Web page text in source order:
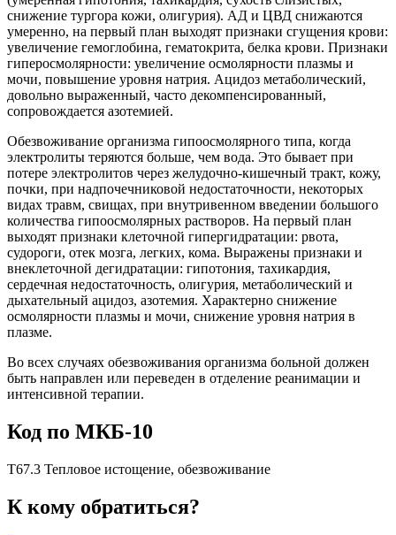
снижение тургора кожи, олигурия). АД и ЦВД снижаются
умеренно, на первый план выходят признаки сгущения крови:
увеличение гемоглобина, гематокрита, белка крови. Признаки
гиперосмолярности: увеличение осмолярности плазмы и
мочи, повышение уровня натрия. Ацидоз метаболический,
довольно выраженный, часто декомпенсированный,
сопровождается азотемией.
Обезвоживание организма гипоосмолярного типа, когда
электролиты теряются больше, чем вода. Это бывает при
потере электролитов через желудочно-кишечный тракт, кожу,
почки, при надпочечниковой недостаточности, некоторых
видах травм, свищах, при внутривенном введении большого
количества гипоосмолярных растворов. На первый план
выходят признаки клеточной гипергидратации: рвота,
судороги, отек мозга, легких, кома. Выражены признаки и
внеклеточной дегидратации: гипотония, тахикардия,
сердечная недостаточность, олигурия, метаболический и
дыхательный ацидоз, азотемия. Характерно снижение
осмолярности плазмы и мочи, снижение уровня натрия в
плазме.
Во всех случаях обезвоживания организма больной должен
быть направлен или переведен в отделение реанимации и
интенсивной терапии.
Код по МКБ-10
T67.3 Тепловое истощение, обезвоживание
К кому обратиться?